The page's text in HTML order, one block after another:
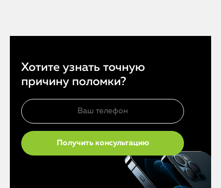
Хотите узнать точную
причину поломки?